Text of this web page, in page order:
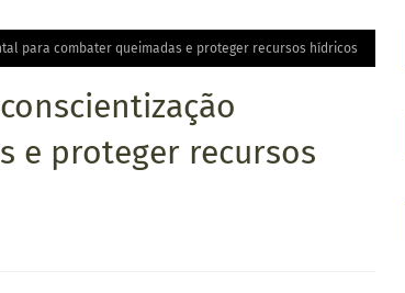
para combater queimadas e proteger recursos hídricos
e proteger recursos